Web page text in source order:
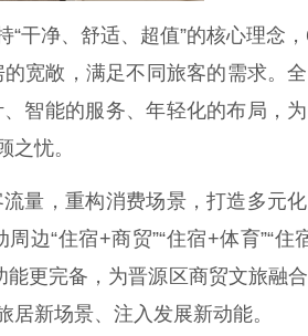
净、舒适、超值”的核心理念
宽敞，满足不同旅客的需求。
智能的服务、年轻化的布局，
忧。
量，重构消费场景，打造多元
边“住宿+商贸”“住宿+体育”“住
能更完备，为晋源区商贸文旅融
新场景、注入发展新动能。